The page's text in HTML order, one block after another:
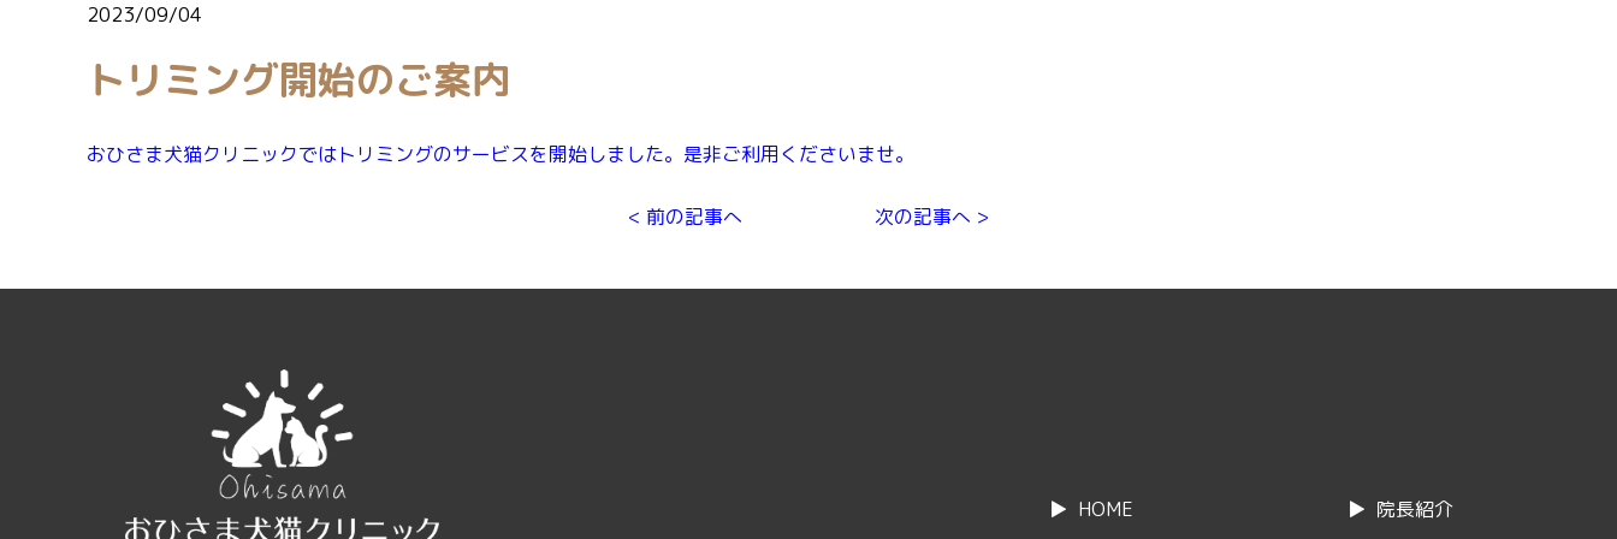
2023/09/04
トリミング開始のご案内
おひさま犬猫クリニックではトリミングのサービスを開始しました。是非ご利用くださいませ。
< 前の記事へ 次の記事へ >
HOME 院長紹介